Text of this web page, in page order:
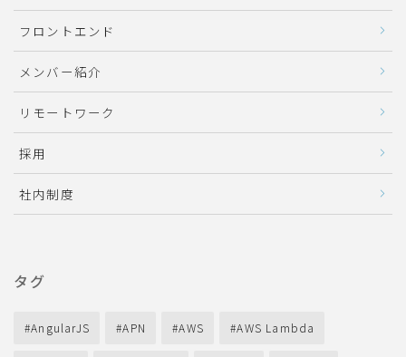
フロントエンド
メンバー紹介
リモートワーク
採用
社内制度
タグ
AngularJS APN AWS AWS Lambda